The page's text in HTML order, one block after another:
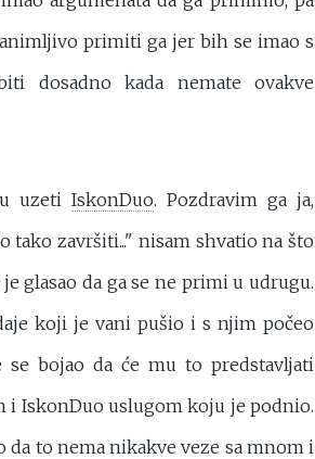
primiti ga jer bih se imao s
dosadno kada nemate ovakve
uzetiIskonDuo. Pozdravim ga ja,
tako završiti..." nisam shvatio na što
glasao da ga se ne primi u udrugu.
koji je vani pušio i s njim počeo
bojao da će mu to predstavljati
IskonDuo uslugom koju je podnio.
to nema nikakve veze sa mnom i